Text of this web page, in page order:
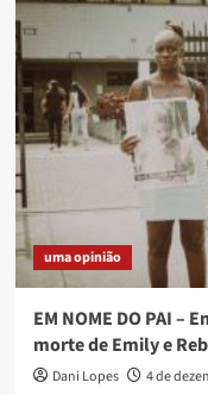
sobre
Favela
da
Vila
Operária
ganha
exibição
em
de
uma opinião
EM NOME DO PAI –
morte de Emily e
Dani Lopes 4 de